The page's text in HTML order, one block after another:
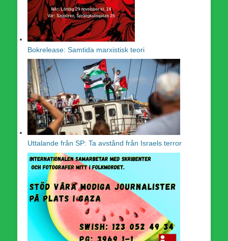
Bokrelease: Samtida marxistisk teori
Uttalande från SP: Ta avstånd från Israels terror